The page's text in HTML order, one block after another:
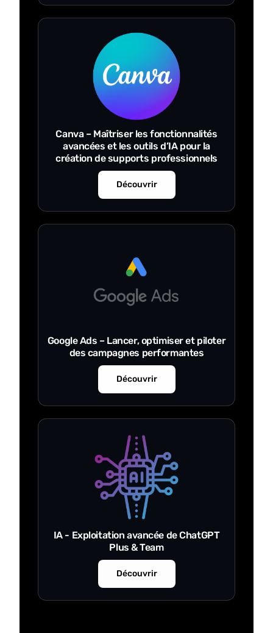
Canva – Maîtriser les fonctionnalités
avancées et les outils d’IA pour la
création de supports professionnels
Découvrir
Google Ads – Lancer, optimiser et piloter
des campagnes performantes
Découvrir
IA - Exploitation avancée de ChatGPT
Plus & Team
Découvrir